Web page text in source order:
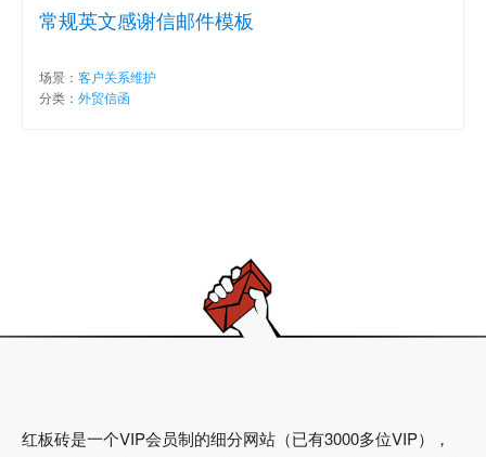
常规英文感谢信邮件模板
场景： 客户关系维护
分类： 外贸信函
红板砖是一个VIP会员制的细分网站（已有3000多位VIP），